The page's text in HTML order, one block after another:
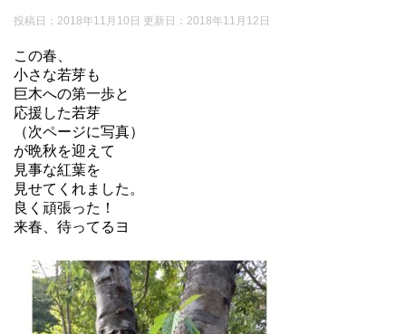
投稿日：2018年11月10日 更新日： 2018年11月12日
この春、
小さな若芽も
巨木への第一歩と
応援した若芽
（次ページに写真）
が晩秋を迎えて
見事な紅葉を
見せてくれました。
良く頑張った！
来春、待ってるヨ